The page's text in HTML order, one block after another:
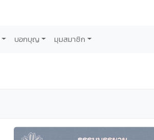
บอกบุญ มุมสมาชิก